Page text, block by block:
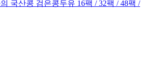
국산콩 검은콩두유 16팩 / 32팩 / 48팩 /